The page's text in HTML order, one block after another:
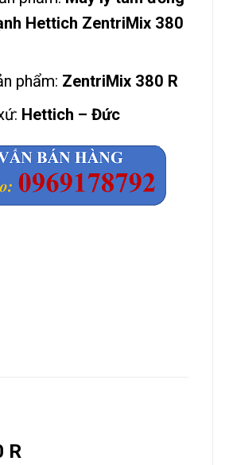
Hettich ZentriMix 380
phẩm: ZentriMix 380 R
Hettich – Đức
R